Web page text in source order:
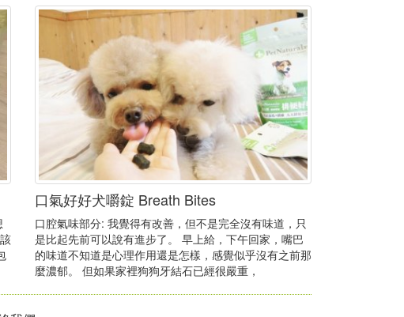
口氣好好犬嚼錠 Breath Bites
口腔氣味部分: 我覺得有改善，但不是完全沒有味道，只
是比起先前可以說有進步了。 早上給，下午回家，嘴巴
的味道不知道是心理作用還是怎樣，感覺似乎沒有之前那
麼濃郁。 但如果家裡狗狗牙結石已經很嚴重，